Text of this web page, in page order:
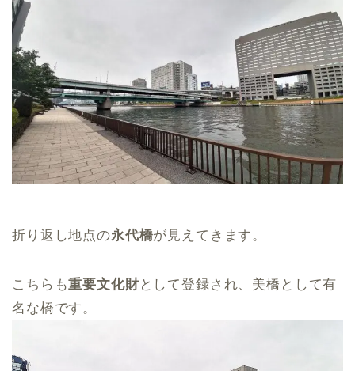
折り返し地点の永代橋が見えてきます。
こちらも重要文化財として登録され、美橋として有
名な橋です。